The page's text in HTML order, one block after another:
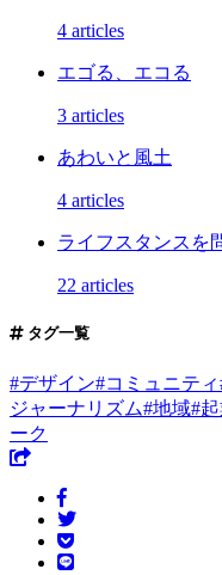
4 articles
エゴる、エコる
3 articles
あわいと風土
4 articles
ライフスタンスを
22 articles
タグ一覧
#デザイン#コミュニティ
ジャーナリズム#地域#
ーク